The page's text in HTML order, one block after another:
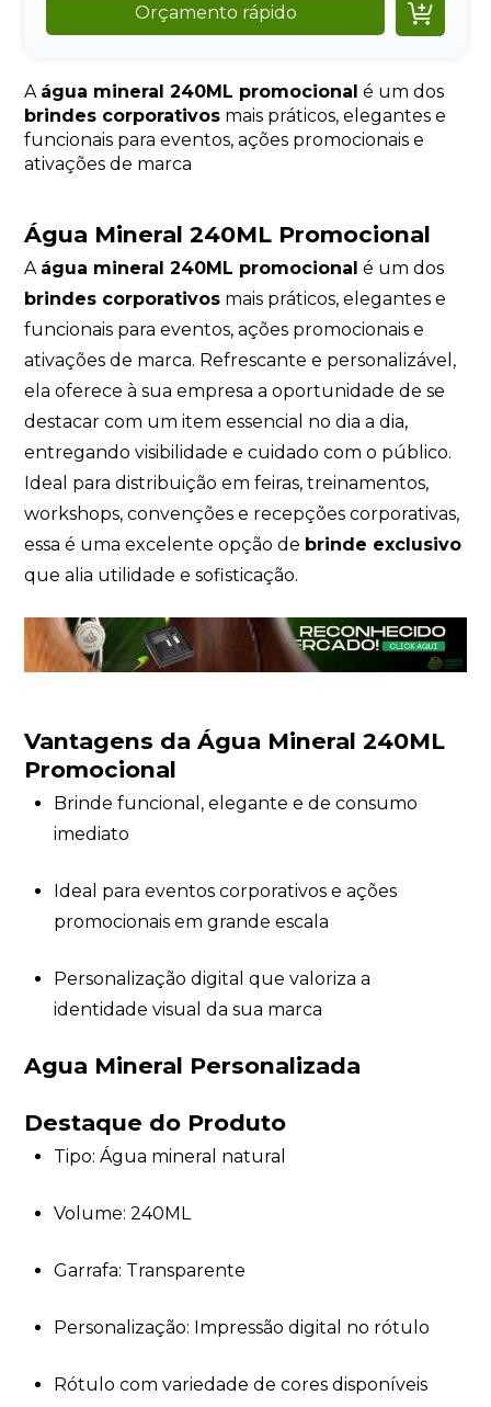
Orçamento rápido 
A água mineral 240ML promocional é um dos
brindes corporativos mais práticos, elegantes e
funcionais para eventos, ações promocionais e
ativações de marca
Água Mineral 240ML Promocional
A água mineral 240ML promocional é um dos
brindes corporativos mais práticos, elegantes e
funcionais para eventos, ações promocionais e
ativações de marca. Refrescante e personalizável,
ela oferece à sua empresa a oportunidade de se
destacar com um item essencial no dia a dia,
entregando visibilidade e cuidado com o público.
Ideal para distribuição em feiras, treinamentos,
workshops, convenções e recepções corporativas,
essa é uma excelente opção de brinde exclusivo
que alia utilidade e sofisticação.
Vantagens da Água Mineral 240ML
Promocional
Brinde funcional, elegante e de consumo
imediato
Ideal para eventos corporativos e ações
promocionais em grande escala
Personalização digital que valoriza a
identidade visual da sua marca
Agua Mineral Personalizada
Destaque do Produto
Tipo: Água mineral natural
Volume: 240ML
Garrafa: Transparente
Personalização: Impressão digital no rótulo
Rótulo com variedade de cores disponíveis